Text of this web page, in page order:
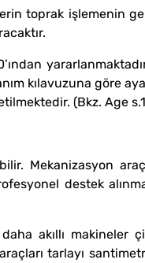
toprak işlemenin
kılavuzuna göre
(Bkz. Age
Mekanizasyon
destek
akıllı
tarlayı